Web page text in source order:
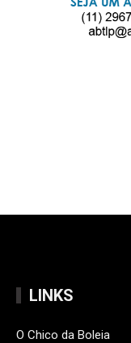
LINKS
O Chico da Boleia